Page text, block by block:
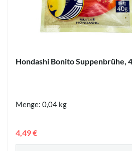
Hondashi Bonito Suppenbrühe,
Menge: 0,04 kg
4,49 €